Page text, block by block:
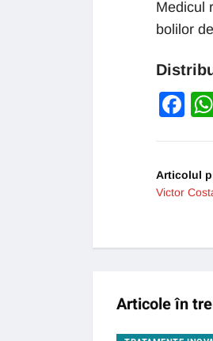
Medicul
bolilor
Articolul
Victor
Articole în